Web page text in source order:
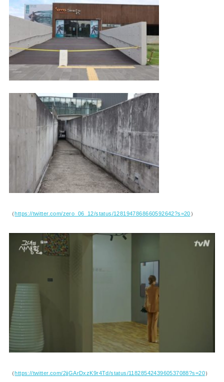
（https://twitter.com/zero_06_12/status/1281947868660592642?s=20 ）
（https://twitter.com/2jjGArDxzK9r4Td/status/1182854243960537088?s=20）